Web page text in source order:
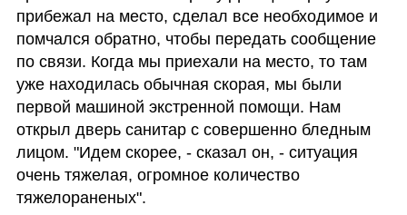
прибежал на место, сделал все необходимое и
помчался обратно, чтобы передать сообщение
по связи. Когда мы приехали на место, то там
уже находилась обычная скорая, мы были
первой машиной экстренной помощи. Нам
открыл дверь санитар с совершенно бледным
лицом. "Идем скорее, - сказал он, - ситуация
очень тяжелая, огромное количество
тяжелораненых".